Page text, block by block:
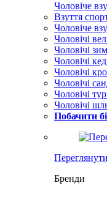
Чоловіче
Взуття
Чоловіче
Чоловічі
Чоловічі
Чоловічі
Чоловічі
Чоловічі
Чоловічі
Чоловічі
Побачити
Бренди